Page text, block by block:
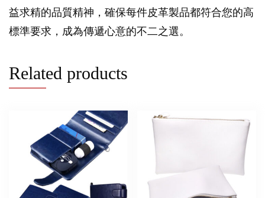
益求精的品質精神，確保每件皮革製品都符合您的高
標準要求，成為傳遞心意的不二之選。
Related products